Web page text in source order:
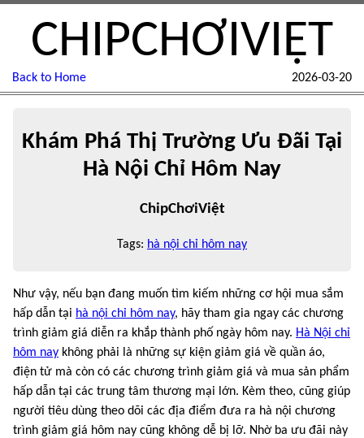
CHIPCHƠIVIỆT
Back to Home 2026-03-20
Khám Phá Thị Trường Ưu Đãi Tại
Hà Nội Chỉ Hôm Nay
ChipChơiViệt
Tags: hà nội chỉ hôm nay
Như vậy, nếu bạn đang muốn tìm kiếm những cơ hội mua sắm
hấp dẫn tại hà nội chỉ hôm nay, hãy tham gia ngay các chương
trình giảm giá diễn ra khắp thành phố ngày hôm nay. Hà Nội chỉ
hôm nay không phải là những sự kiện giảm giá về quần áo,
điện tử mà còn có các chương trình giảm giá và mua sản phẩm
hấp dẫn tại các trung tâm thương mại lớn. Kèm theo, cũng giúp
người tiêu dùng theo dõi các địa điểm đưa ra hà nội chương
trình giảm giá hôm nay cũng không dễ bị lỡ. Nhờ ba ưu đãi này